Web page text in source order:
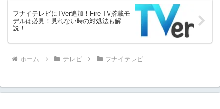
フナイテレビにTVer追加！Fire TV搭載モ
デルは必見！見れない時の対処法も解
説！
ホーム テレビ フナイテレビ